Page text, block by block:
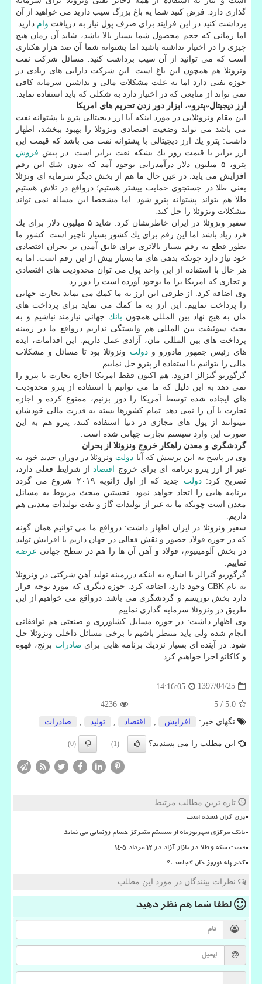
گذاری دارد. فرض كنید شما یه باغ بزرگ سیب دارید می خواهید از آن
برداشت كنید در این فرایند برای صرف پول نیاز به دریافت وام دارید.
اما زمانی كه حجم محصول شما بسیار بالا باشد، شاید آن زمان هیچ
چیزی را در اختیار نداشته باشید اما پشتوانه شما آن صد هزار هكتاری
است كه می توانید از آن سیب برداشت كنید. مسائل شركت نفت
ونزوئلا هم همچون این باغ است. این شركت دارایی های زیادی در
حوزه نفتی دارد اما به علت مشكلات مالی و نداشتن سرمایه كافی
نمی تواند از منابعی كه در اختیار دارد به شكلی كه باید استفاده نماید.
ارز دیجیتال«پترو»، ابزار دور زدن تحریم های امریكا
این مقام ونزوئلایی در مورد اینكه آیا ارز دیجیتالی پترو با پشتوانه نفت
می باشد می تواند وضعیت اقتصادی ونزوئلا را بهبود ببخشد، اظهار
داشت: پترو یك ارز دیجیتالی با پشتوانه نفت می باشد كه قیمت این
ارز برابر با قیمت روز یك بشكه نفت برابر است. در پیش فروش
پترو، ۵ میلیون دلار درآمدزایی بوجود آمد كه بدون شك این رقم
افزایش می یابد. در عین حال ما هم از بخش دیگر سرمایه ای ونزئلا
یعنی طلا در جستجوی حمایت بیشتر هستیم؛ درواقع در تلاش هستیم
طلا هم بتواند پشتوانه پترو شود. اما مشخصا این مساله نمی تواند
مشكلات ونزوئلا را حل كند.
سفیر ونزوئلا در ایران خاطرنشان كرد: شاید ۵ میلیون دلار برای یك
فرد زیاد باشد اما این رقم برای یك كشور بسیار ناچیز است. كشور ما
بطور قطع به رقم بسیار بالاتری برای فایق آمدن بر بحران اقتصادی
خود نیاز دارد چونكه بدهی های ما بسیار بیش از این رقم است. اما به
هر حال با استفاده از این واحد پول می توان محدودیت های اقتصادی
و تجاری كه امریكا برا ما بوجود آورده است را دور زد.
وی اضافه كرد: از طرفی این ارز به ما كمك می نماید تجارت جهانی
را پرداخت نماییم. این ارز به ما كمك می نماید برای پرداخت های
مان به هیچ نهاد بین المللی همچون بانك جهانی نیازمند نباشیم و به
بحث سوئیفت بین المللی هم وابستگی نداریم درواقع ما در زمینه
پرداخت های بین المللی مان، آزادی عمل داریم. این اقدامات، ایده
های رئیس جمهور مادورو ودولت ونزوئلا بود تا مسائل و مشكلات
مالی را بتوانیم با استفاده از پترو حل نماییم.
گرگوریو گنزالز افزود: هم اكنون فقط امریكا اجازه تجارت با پترو را
نمی دهد به این دلیل كه ما می توانیم با استفاده از پترو محدودیت
های ایجاده شده توسط آمریكا را دور بزنیم، ممنوع كرده و اجازه
تجارت با آن را نمی دهد. تمام كشورها بسته به قدرت مالی خودشان
میتوانند از پول های مجازی در دنیا استفاده كنند، پترو هم به این
صورت این وارد سیستم تجارت جهانی شده است.
گردشگری و معدن راهكار خروج ونزوئلا از بحران
وی در پاسخ به این پرسش كه آیا دولت ونزوئلا در دوران جدید خود به
غیر از ارز پترو برنامه ای برای خروج
اقتصاد
از شرایط فعلی دارد،
تصریح كرد:دولت
جدید كه از اول ژانویه ۲۰۱۹ شروع می گردد
برنامه هایی را اتخاذ خواهد نمود. نخستین مبحث مربوط به مسائل
معدن است چونكه ما به غیر از تولیدات گاز و نفت تولیدات معدنی هم
داریم.
سفیر ونزوئلا در ایران اظهار داشت: درواقع ما می توانیم همان گونه
كه در حوزه فولاد حضور و نقش فعالی در جهان داریم با افزایش تولید
در بخش آلومینیوم، فولاد و آهن آن ها را هم در سطح جهانی عرضه
نماییم.
گرگوریو گنزالز با اشاره به اینكه درزمینه تولید آهن شركتی در ونزوئلا
به نام CBK وجود دارد، اضافه كرد: حوزه دیگری كه مورد توجه قرار
دارد بخش توریسم و گردشگری می باشد. درواقع می خواهیم از این
طریق در ونزوئلا سرمایه گذاری نماییم.
وی اظهار داشت: در حوزه مسایل كشاورزی و صنعتی هم توافقاتی
انجام شده ولی باید منتظر باشیم تا برخی مسائل داخلی ونزوئلا حل
شود. در آینده ای بسیار نزدیك برنامه هایی برای صادرات برنج، قهوه
و كاكائو اجرا خواهیم كرد.
1397/04/25
14:16:05
5.0
/
5
4236
تگهای خبر:
افزایش اقتصاد تولید صادرات
این مطلب را می پسندید؟ (1)
(0)
تازه ترین مطالب مرتبط
برق گران نشده است
بانک مرکزی شهریورماه از سیستم متمرکز حسام رونمایی می نماید
قیمت سکه و طلا در بازار آزاد در ۱۲ مرداد ۱۴۰۵
گذر پله نوروز خان کجاست؟
نظرات بینندگان در مورد این مطلب
لطفا شما همنظر دهید